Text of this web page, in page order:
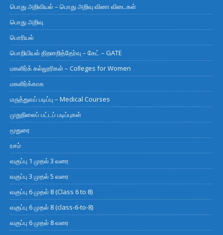
பொது அறிவியல் – பொது அறிவு வினா விடைகள்
பொது அறிவு
பொரியல்
பொறியியல் திறனறித்தேர்வு – கேட் – GATE
மகளிர்க் கல்லூரிகள் – Colleges for Women
மகளிர்க்காக
மருத்துவப் படிப்பு – Medical Courses
முதுநிலைப் பட்டப் படிப்புகள்
மூதுரை
ரசம்
வகுப்பு 1 முதல் 3 வரை
வகுப்பு 3 முதல் 5 வரை
வகுப்பு 6 முதல் 8 (Class 6 to 8)
வகுப்பு 6 முதல் 8 (class-6-to-8)
வகுப்பு 6 முதல் 8 வரை